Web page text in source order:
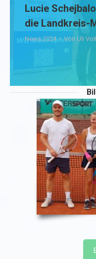
Lucie
die Landkreis-
News 2024 Von Uli